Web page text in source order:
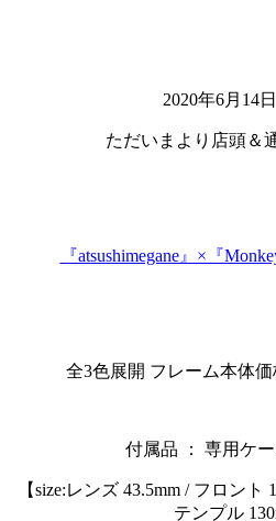
2020年6月14
ただいまより店頭＆
『atsushimegane』×『
全3色展開 フレーム本体価
付属品 ： 専用ケ
【size:レンズ 43.5mm / フロント
テンプル